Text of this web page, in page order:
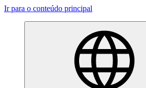
Ir para o conteúdo principal